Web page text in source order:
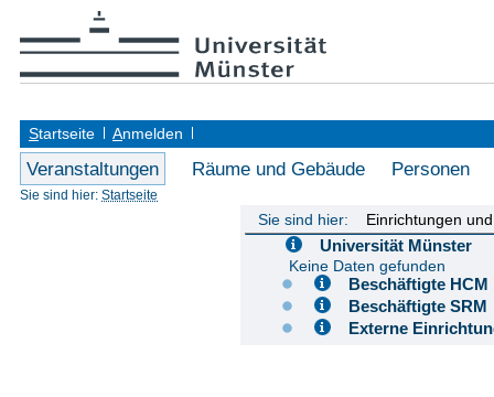
Startseite Anmelden
Veranstaltungen Räume und Gebäude Personen
Sie sind hier: Startseite
Sie sind hier: Einrichtungen
Universität Münster
Keine Daten gefunden
Beschäftigte
Beschäftigte
Externe